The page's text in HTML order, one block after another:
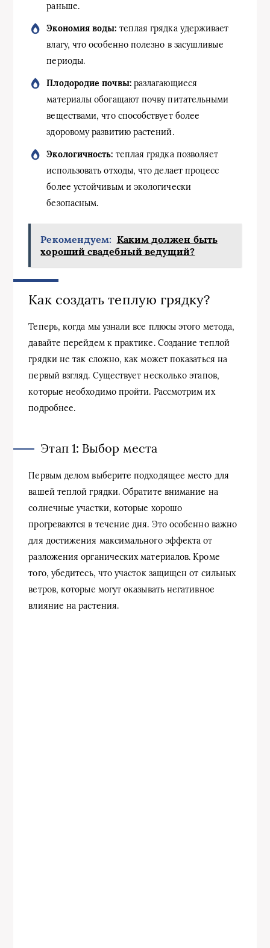
раньше.
Экономия воды: теплая грядка удерживает
влагу, что особенно полезно в засушливые
периоды.
Плодородие почвы:разлагающиеся
материалы обогащают почву питательными
веществами, что способствует более
здоровому развитию растений.
Экологичность: теплая грядка позволяет
использовать отходы, что делает процесс
более устойчивым и экологически
безопасным.
Рекомендуем: Каким должен быть
хороший свадебный ведущий?
Как создать теплую грядку?
Теперь, когда мы узнали все плюсы этого метода,
давайте перейдем к практике. Создание теплой
грядки не так сложно, как может показаться на
первый взгляд. Существует несколько этапов,
которые необходимо пройти. Рассмотрим их
подробнее.
Этап 1: Выбор места
Первым делом выберите подходящее место для
вашей теплой грядки. Обратите внимание на
солнечные участки, которые хорошо
прогреваются в течение дня. Это особенно важно
для достижения максимального эффекта от
разложения органических материалов. Кроме
того, убедитесь, что участок защищен от сильных
ветров, которые могут оказывать негативное
влияние на растения.